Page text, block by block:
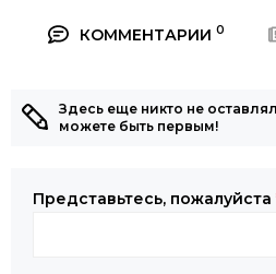
КОММЕНТАРИИ 0
Здесь еще никто не
можете быть первым!
Представьтесь, пожалуйста